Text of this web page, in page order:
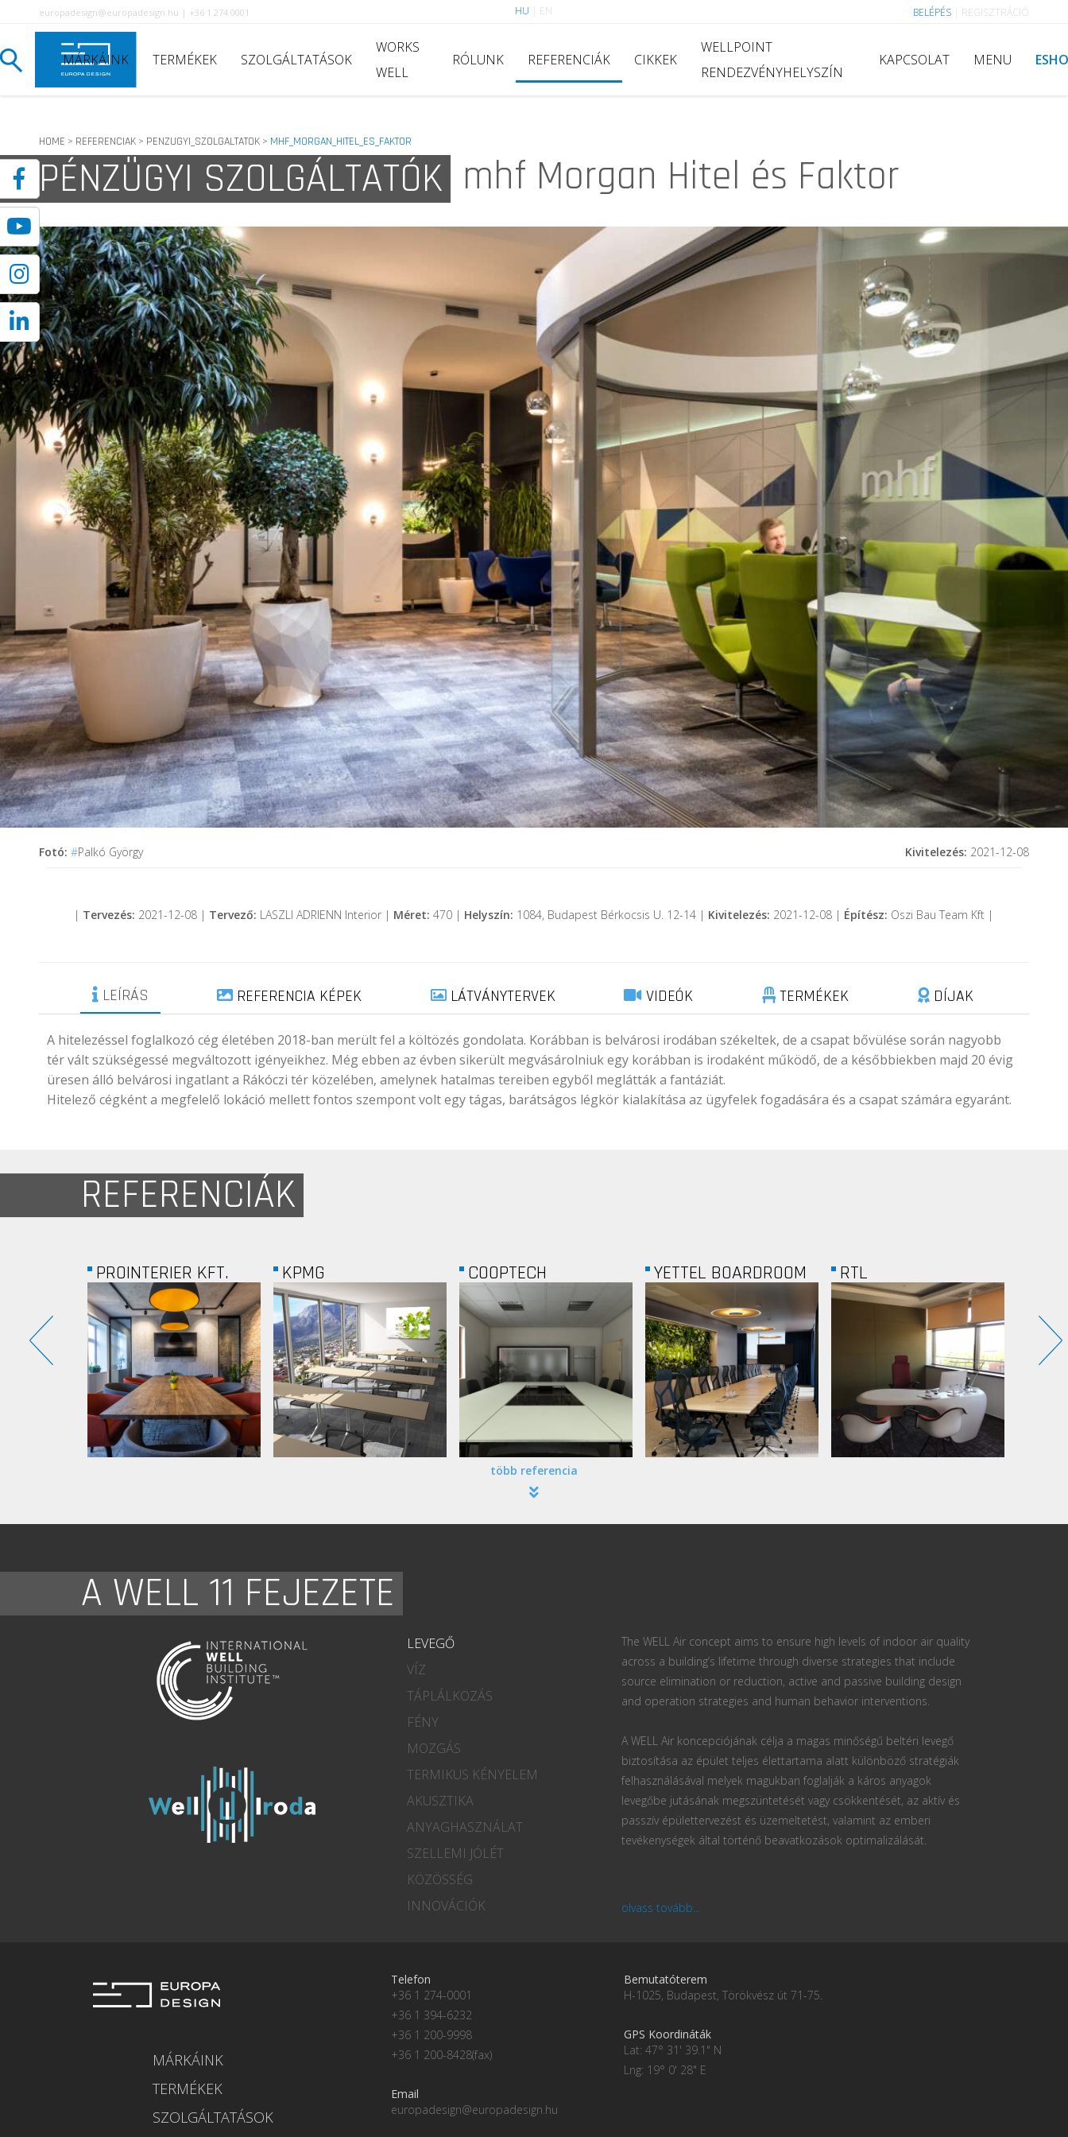
europadesign@europadesign.hu | +36 1 274 0001 HU EN BELÉPÉS REGISZTRÁCIÓ
MÁRKÁINK TERMÉKEK SZOLGÁLTATÁSOK
WORKS
WELL
RÓLUNK REFERENCIÁK CIKKEK
WELLPOINT
RENDEZVÉNYHELYSZÍN
KAPCSOLAT MENU
HOME > REFERENCIAK> PENZUGYI_SZOLGALTATOK> MHF_MORGAN_HITEL_ES_FAKTOR
PÉNZÜGYI SZOLGÁLTATÓK mhf Morgan Hitel és Faktor
Fotó: #Palkó György Kivitelezés: 2021-12-08
| Tervezés: 2021-12-08 | Tervező: LASZLI ADRIENN Interior | Méret:470 | Helyszín: 1084, Budapest Bérkocsis U. 12-14 | Kivitelezés: 2021-12-08 | Építész: Oszi Bau Team Kft |
LEÍRÁS REFERENCIA KÉPEK LÁTVÁNYTERVEK VIDEÓK TERMÉKEK DÍJAK
A hitelezéssel foglalkozó cég életében 2018-ban merült fel a költözés gondolata. Korábban is belvárosi irodában székeltek, de a csapat bővülése során nagyobb
tér vált szükségessé megváltozott igényeikhez. Még ebben az évben sikerült megvásárolniuk egy korábban is irodaként működő, de a későbbiekben majd 20 évig
üresen álló belvárosi ingatlant a Rákóczi tér közelében, amelynek hatalmas tereiben egyből meglátták a fantáziát.
Hitelező cégként a megfelelő lokáció mellett fontos szempont volt egy tágas, barátságos légkör kialakítása az ügyfelek fogadására és a csapat számára egyaránt.
REFERENCIÁK
KPMG COOPTECH YETTEL BOARDROOM RTL THYSSENKRUPP
több referencia
A WELL 11 FEJEZETE
LEVEGŐ
VÍZ
TÁPLÁLKOZÁS
FÉNY
MOZGÁS
TERMIKUS KÉNYELEM
AKUSZTIKA
ANYAGHASZNÁLAT
SZELLEMI JÓLÉT
KÖZÖSSÉG
INNOVÁCIÓK
The WELL Air concept aims to ensure high levels of indoor air quality
across a building’s lifetime through diverse strategies that include
source elimination or reduction, active and passive building design
and operation strategies and human behavior interventions.
A WELL Air koncepciójának célja a magas minőségű beltéri levegő
biztosítása az épület teljes élettartama alatt különböző stratégiák
felhasználásával melyek magukban foglalják a káros anyagok
levegőbe jutásának megszüntetését vagy csökkentését, az aktív és
passzív épülettervezést és üzemeltetést, valamint az emberi
tevékenységek által történő beavatkozások optimalizálását.
olvass tovább...
MÁRKÁINK
TERMÉKEK
SZOLGÁLTATÁSOK
Telefon
+36 1 274-0001
+36 1 394-6232
+36 1 200-9998
+36 1 200-8428(fax)
Email
europadesign@europadesign.hu
Bemutatóterem
H-1025, Budapest, Törökvész út 71-75.
GPS Koordináták
Lat: 47° 31' 39.1" N
Lng: 19° 0' 28" E